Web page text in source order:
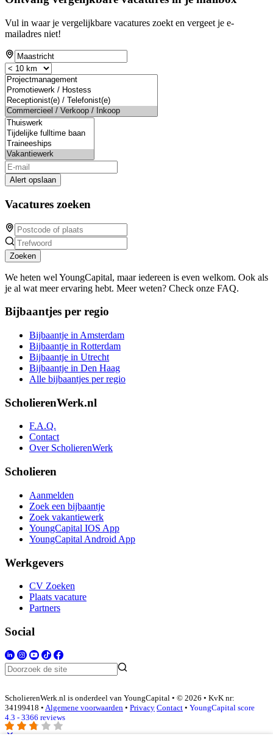
Vul in waar je vergelijkbare vacatures zoekt en vergeet je e-
mailadres niet!
Alert opslaan
Vacatures zoeken
Zoeken
We heten wel YoungCapital, maar iedereen is even welkom. Ook als
je al wat meer ervaring hebt. Meer weten? Check onze FAQ.
Bijbaantjes per regio
Bijbaantje in Amsterdam
Bijbaantje in Rotterdam
Bijbaantje in Utrecht
Bijbaantje in Den Haag
Alle bijbaantjes per regio
ScholierenWerk.nl
F.A.Q.
Contact
Over ScholierenWerk
Scholieren
Aanmelden
Zoek een bijbaantje
Zoek vakantiewerk
YoungCapital IOS App
YoungCapital Android App
Werkgevers
CV Zoeken
Plaats vacature
Partners
Social
ScholierenWerk.nl is onderdeel van YoungCapital • © 2026 • KvK nr:
34199418 • Algemene voorwaarden • Privacy Contact • YoungCapital score
4.3 - 3366 reviews